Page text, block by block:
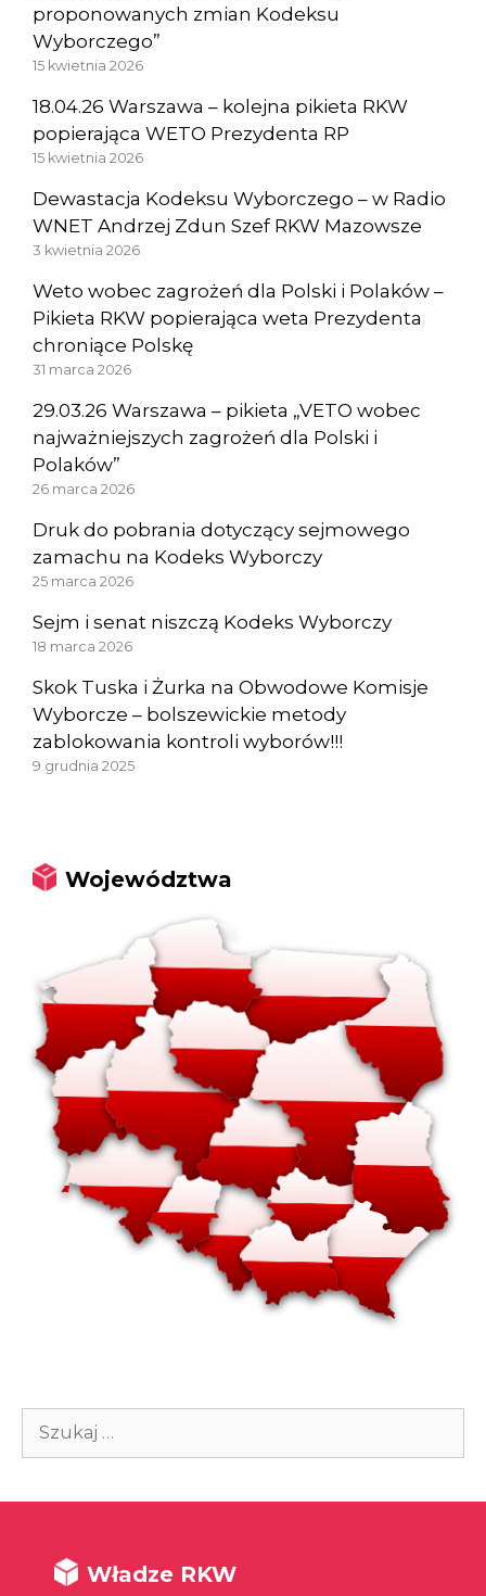
proponowanych zmian Kodeksu
Wyborczego”
15 kwietnia 2026
18.04.26 Warszawa – kolejna pikieta RKW
popierająca WETO Prezydenta RP
15 kwietnia 2026
Dewastacja Kodeksu Wyborczego – w Radio
WNET Andrzej Zdun Szef RKW Mazowsze
3 kwietnia 2026
Weto wobec zagrożeń dla Polski i Polaków –
Pikieta RKW popierająca weta Prezydenta
chroniące Polskę
31 marca 2026
29.03.26 Warszawa – pikieta „VETO wobec
najważniejszych zagrożeń dla Polski i
Polaków”
26 marca 2026
Druk do pobrania dotyczący sejmowego
zamachu na Kodeks Wyborczy
25 marca 2026
Sejm i senat niszczą Kodeks Wyborczy
18 marca 2026
Skok Tuska i Żurka na Obwodowe Komisje
Wyborcze – bolszewickie metody
zablokowania kontroli wyborów!!!
9 grudnia 2025
Województwa
Szukaj:
Władze RKW